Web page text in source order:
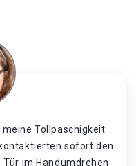
Tollpaschigkeit
sofort den
im Handumdrehen